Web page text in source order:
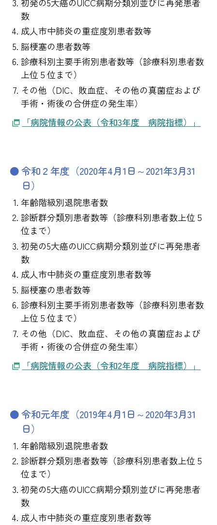
数
成人市中肺炎の重症度別患者数等
脳梗塞の患者数等
診療科別主要手術別患者数等（診療科別患者数
上位５位まで）
その他（DIC、敗血症、その他の真菌症および
手術・術後の合併症の発生率）
「病院情報の公表（令和3年度 病院指標）」
令和２年度（2020年4月1日～2021年3月31
日）
年齢階級別退院患者数
診断群分類別患者数等（診療科別患者数上位５
位まで）
初発の5大癌のUICC病期分類別並びに再発患者
数
成人市中肺炎の重症度別患者数等
脳梗塞の患者数等
診療科別主要手術別患者数等（診療科別患者数
上位５位まで）
その他（DIC、敗血症、その他の真菌症および
手術・術後の合併症の発生率）
「病院情報の公表（令和2年度 病院指標）」
令和元年度（2019年4月1日～2020年3月31
日）
年齢階級別退院患者数
診断群分類別患者数等（診療科別患者数上位５
位まで）
初発の5大癌のUICC病期分類別並びに再発患者
数
成人市中肺炎の重症度別患者数等